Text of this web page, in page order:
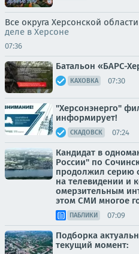
Все округа Херсонской
деле в Херсоне
07:36
Батальон «БАРС-
КАХОВКА 07:30
"Херсонэнерго"
информирует!
СКАДОВСК 07:24
Кандидат в
России" по
продолжил серию
на телевидении и
омерзительным
этом СМИ многое
ПАБЛИКИ 07:09
Подборка
текущий момент: